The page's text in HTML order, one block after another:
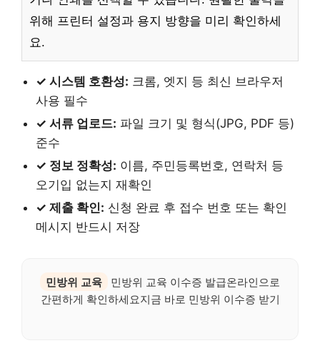
위해 프린터 설정과 용지 방향을 미리 확인하세
요.
✓ 시스템 호환성: 크롬, 엣지 등 최신 브라우저
사용 필수
✓ 서류 업로드: 파일 크기 및 형식(JPG, PDF 등)
준수
✓ 정보 정확성: 이름, 주민등록번호, 연락처 등
오기입 없는지 재확인
✓ 제출 확인: 신청 완료 후 접수 번호 또는 확인
메시지 반드시 저장
민방위 교육
민방위 교육 이수증 발급온라인으로
간편하게 확인하세요지금 바로 민방위 이수증 받기